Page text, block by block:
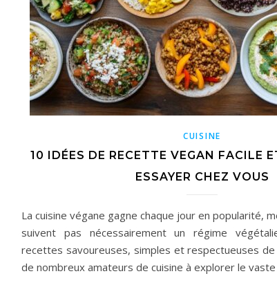
CUISINE
10 IDÉES DE RECETTE VEGAN FACILE
ESSAYER CHEZ VOUS
La cuisine végane gagne chaque jour en popularité,
suivent pas nécessairement un régime
recettes savoureuses, simples et respectueuses
de nombreux amateurs de cuisine à explorer le